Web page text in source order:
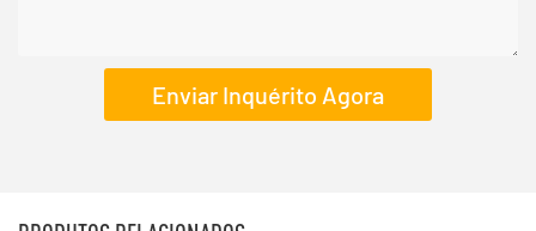
Enviar Inquérito Agora